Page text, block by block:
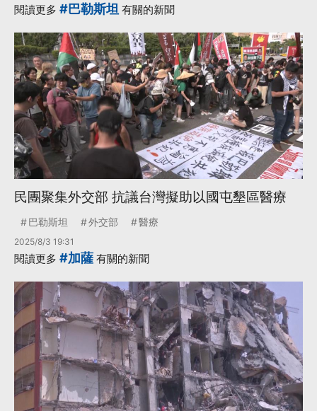
閱讀更多 #巴勒斯坦 有關的新聞
民團聚集外交部 抗議台灣擬助以國屯墾區醫療
巴勒斯坦 外交部 醫療
2025/8/3 19:31
閱讀更多 #加薩 有關的新聞